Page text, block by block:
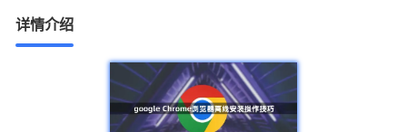
详情介绍